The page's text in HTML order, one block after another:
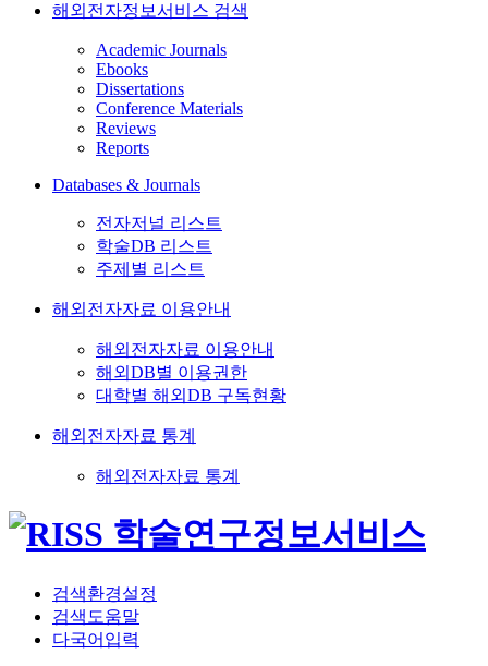
해외전자정보서비스 검색
Academic Journals
Ebooks
Dissertations
Conference Materials
Reviews
Reports
Databases & Journals
전자저널 리스트
학술DB 리스트
주제별 리스트
해외전자자료 이용안내
해외전자자료 이용안내
해외DB별 이용권한
대학별 해외DB 구독현황
해외전자자료 통계
해외전자자료 통계
검색환경설정
검색도움말
다국어입력